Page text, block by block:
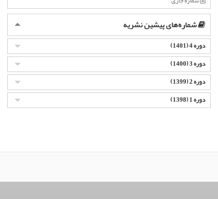
شماره‌های پیشین نشریه
دوره 4 (1401)
دوره 3 (1400)
دوره 2 (1399)
دوره 1 (1398)